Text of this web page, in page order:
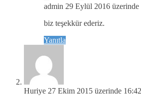
admin 29 Eylül 2016 üzerinde
biz teşekkür ederiz.
Yanıtla
Huriye 27 Ekim 2015 üzerinde